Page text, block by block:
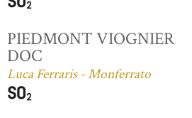
PIEDMONT VIOGNIER
DOC
Luca Ferraris - Monferrato